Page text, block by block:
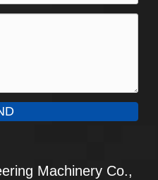
Machinery Co.,